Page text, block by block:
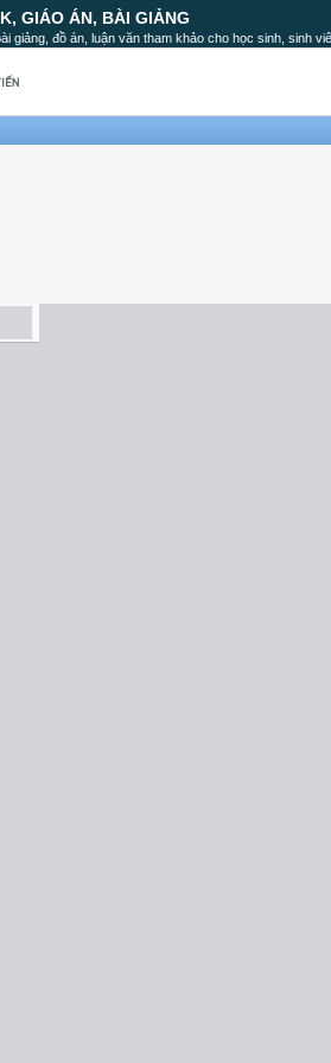
GIÁO ÁN, BÀI GIẢNG
giảng, đồ án, luận văn tham khảo cho học sinh, sinh